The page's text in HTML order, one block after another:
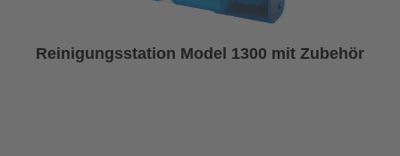
Reinigungsstation Model 1300 mit Zubehör